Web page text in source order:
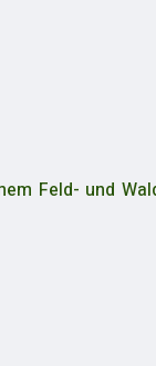
Feld- und